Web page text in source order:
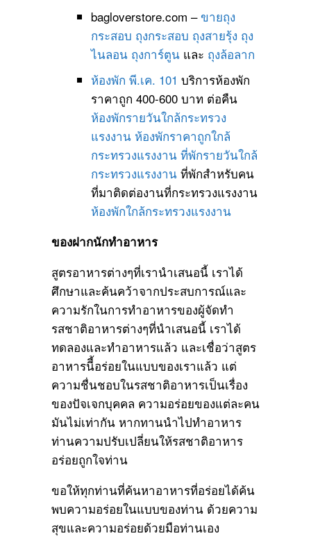
bagloverstore.com –ขายถุง
กระสอบ ถุงกระสอบ ถุงสายรุ้ง ถุง
ไนลอน ถุงการ์ตูนและ ถุงล้อลาก
ห้องพัก พี.เค. 101 บริการห้องพัก
ราคาถูก 400-600 บาท ต่อคืน
ห้องพักรายวันใกล้กระทรวง
แรงงาน ห้องพักราคาถูกใกล้
กระทรวงแรงงาน ที่พักรายวันใกล้
กระทรวงแรงงานที่พักสำหรับคน
ที่มาติดต่องานที่กระทรวงแรงงาน
ห้องพักใกล้กระทรวงแรงงาน
ของฝากนักทำอาหาร
สูตรอาหารต่างๆที่เรานำเสนอนี้ เราได้
ศึกษาและค้นคว้าจากประสบการณ์และ
ความรักในการทำอาหารของผู้จัดทำ
รสชาติอาหารต่างๆที่นำเสนอนี้ เราได้
ทดลองและทำอาหารแล้ว และเชื่อว่าสูตร
อาหารนีี้อร่อยในแบบของเราแล้ว แต่
ความชื่นชอบในรสชาติอาหารเป็นเรื่อง
ของปัจเจกบุคคล ความอร่อยของแต่ละคน
มันไม่เท่ากัน หากทานนำไปทำอาหาร
ท่านความปรับเปลี่ยนให้รสชาติอาหาร
อร่อยถูกใจท่าน
ขอให้ทุกท่านที่ค้นหาอาหารที่อร่อยได้ค้น
พบความอร่อยในแบบของท่าน ด้วยความ
สุขและความอร่อยด้วยมือท่านเอง